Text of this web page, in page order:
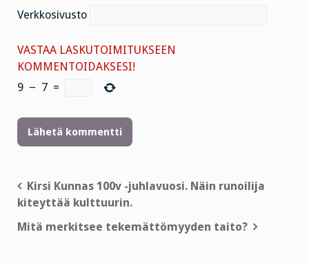
Verkkosivusto
VASTAA LASKUTOIMITUKSEEN
KOMMENTOIDAKSESI!
9 − 7 =
Artikkelien
selaus
Kirsi Kunnas 100v -juhlavuosi. Näin runoilija
kiteyttää kulttuurin.
Mitä merkitsee tekemättömyyden taito?